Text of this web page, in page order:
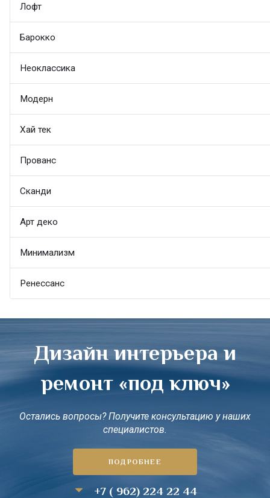
Лофт
Барокко
Неоклассика
Модерн
Хай тек
Прованс
Сканди
Арт деко
Минимализм
Ренессанс
Дизайн интерьера и
ремонт «под ключ»
Остались вопросы? Получите консультацию у наших
специалистов.
ПОДРОБНЕЕ
+7 ( 962) 224 22 44